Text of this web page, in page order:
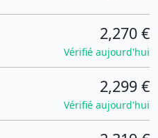
2,270 €
Vérifié aujourd'hui
2,299 €
Vérifié aujourd'hui